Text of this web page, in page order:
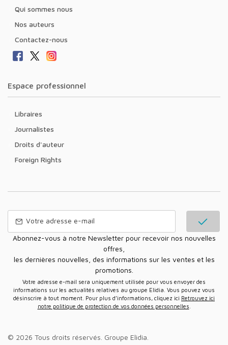
Qui sommes nous
Nos auteurs
Contactez-nous
Espace professionnel
Libraires
Journalistes
Droits d'auteur
Foreign Rights
Abonnez-vous à notre Newsletter pour recevoir nos nouvelles
offres,
les dernières nouvelles, des informations sur les ventes et les
promotions.
Votre adresse e-mail sera uniquement utilisée pour vous envoyer des
informations sur les actualités relatives au groupe Elidia. Vous pouvez vous
désinscrire à tout moment. Pour plus d’informations, cliquez ici Retrouvez ici
notre politique de protection de vos données personnelles
© 2026 Tous droits réservés. Groupe Elidia.